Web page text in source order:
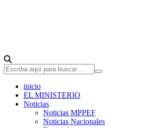
inicio
EL MINISTERIO
Noticias
Noticias MPPEF
Noticias Nacionales